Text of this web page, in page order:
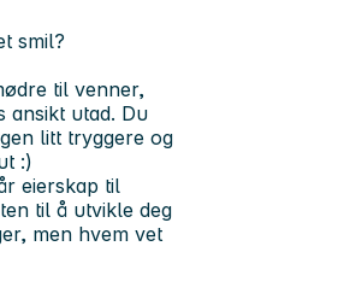
smil?
til venner,
ansikt utad. Du
litt tryggere og
:)
eierskap til
til å utvikle deg
men hvem vet